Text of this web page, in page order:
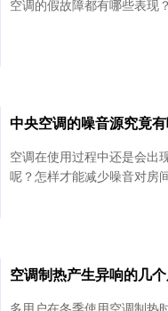
空调的假故障都有哪些表现
中央空调的噪音源究竟
空调在使用过程中还是会出
呢？怎样才能减少噪音对房
空调制热产生异响的几